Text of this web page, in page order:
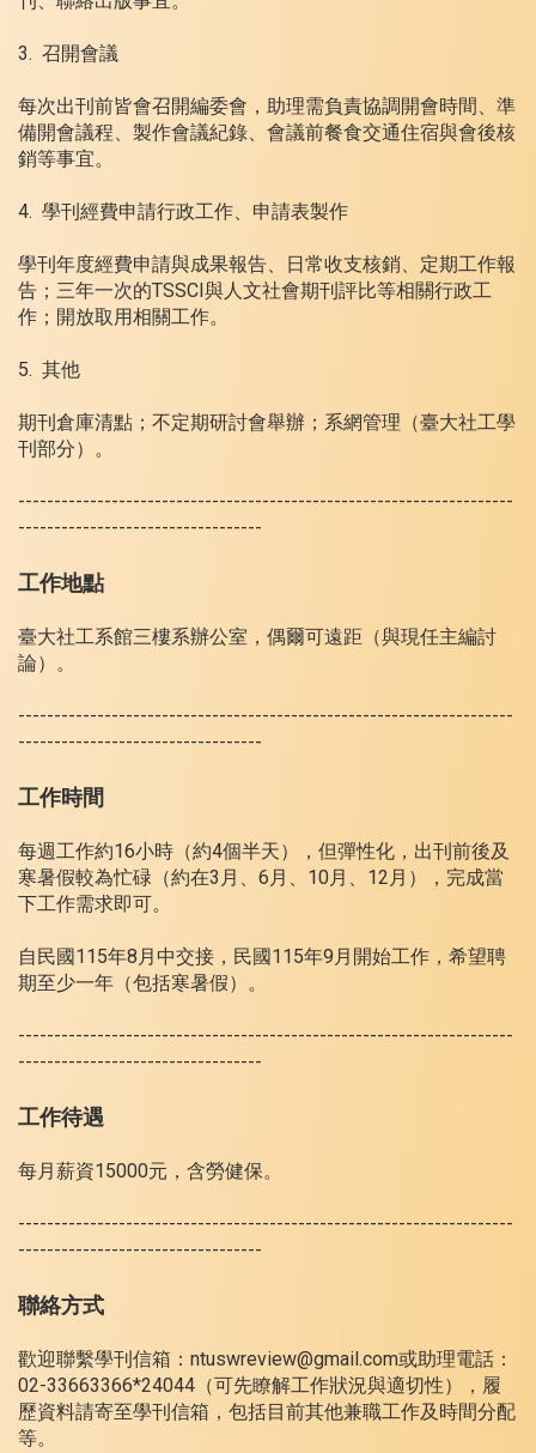
3. 召開會議
每次出刊前皆會召開編委會，助理需負責協調開會時間、準
備開會議程、製作會議紀錄、會議前餐食交通住宿與會後核
銷等事宜。
4. 學刊經費申請行政工作、申請表製作
學刊年度經費申請與成果報告、日常收支核銷、定期工作報
告；三年一次的TSSCI與人文社會期刊評比等相關行政工
作；開放取用相關工作。
5. 其他
期刊倉庫清點；不定期研討會舉辦；系網管理（臺大社工學
刊部分）。
---------------------------------------------------------------------
----------------------------------
工作地點
臺大社工系館三樓系辦公室，偶爾可遠距（與現任主編討
論）。
---------------------------------------------------------------------
----------------------------------
工作時間
每週工作約16小時（約4個半天），但彈性化，出刊前後及
寒暑假較為忙碌（約在3月、6月、10月、12月），完成當
下工作需求即可。
自民國115年8月中交接，民國115年9月開始工作，希望聘
期至少一年（包括寒暑假）。
---------------------------------------------------------------------
----------------------------------
工作待遇
每月薪資15000元，含勞健保。
---------------------------------------------------------------------
----------------------------------
聯絡方式
歡迎聯繫學刊信箱：ntuswreview@gmail.com或助理電話：
02-33663366*24044（可先瞭解工作狀況與適切性），履
歷資料請寄至學刊信箱，包括目前其他兼職工作及時間分配
等。